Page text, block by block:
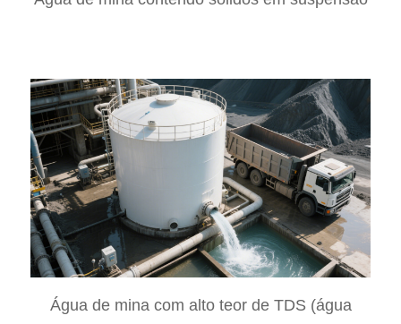
Água de mina com alto teor de TDS (água